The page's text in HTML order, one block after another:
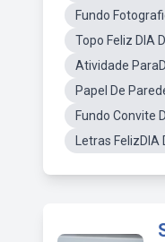
Fundo
Topo Feliz DIA
Atividade
Papel De
Fundo Convite
Letras